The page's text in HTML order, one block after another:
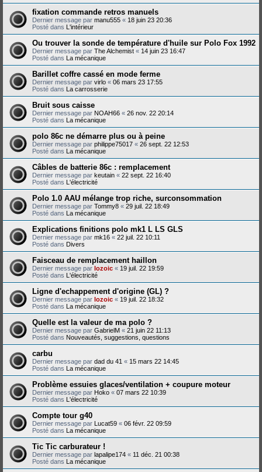
fixation commande retros manuels
Dernier message par manu555 « 18 juin 23 20:36
Posté dans L'intérieur
Ou trouver la sonde de température d'huile sur Polo Fox 1992
Dernier message par The Alchemist « 14 juin 23 16:47
Posté dans La mécanique
Barillet coffre cassé en mode ferme
Dernier message par virlo « 06 mars 23 17:55
Posté dans La carrosserie
Bruit sous caisse
Dernier message par NOAH66 « 26 nov. 22 20:14
Posté dans La mécanique
polo 86c ne démarre plus ou à peine
Dernier message par philippe75017 « 26 sept. 22 12:53
Posté dans La mécanique
Câbles de batterie 86c : remplacement
Dernier message par keutain « 22 sept. 22 16:40
Posté dans L'électricité
Polo 1.0 AAU mélange trop riche, surconsommation
Dernier message par Tommy8 « 29 juil. 22 18:49
Posté dans La mécanique
Explications finitions polo mk1 L LS GLS
Dernier message par mk16 « 22 juil. 22 10:11
Posté dans Divers
Faisceau de remplacement haillon
Dernier message par lozoic « 19 juil. 22 19:59
Posté dans L'électricité
Ligne d'echappement d'origine (GL) ?
Dernier message par lozoic « 19 juil. 22 18:32
Posté dans La mécanique
Quelle est la valeur de ma polo ?
Dernier message par GabrielM « 21 juin 22 11:13
Posté dans Nouveautés, suggestions, questions
carbu
Dernier message par dad du 41 « 15 mars 22 14:45
Posté dans La mécanique
Problème essuies glaces/ventilation + coupure moteur
Dernier message par Hoko « 07 mars 22 10:39
Posté dans L'électricité
Compte tour g40
Dernier message par Lucat59 « 06 févr. 22 09:59
Posté dans La mécanique
Tic Tic carburateur !
Dernier message par lapalipe174 « 11 déc. 21 00:38
Posté dans La mécanique